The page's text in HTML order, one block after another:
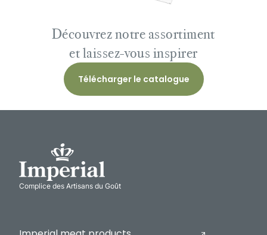
Découvrez notre assortiment
et laissez-vous inspirer
Télécharger le catalogue
Complice des Artisans du Goût